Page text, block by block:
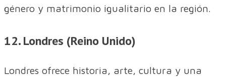
género y matrimonio igualitario en la región.
12. Londres (Reino Unido)
Londres ofrece historia, arte, cultura y una